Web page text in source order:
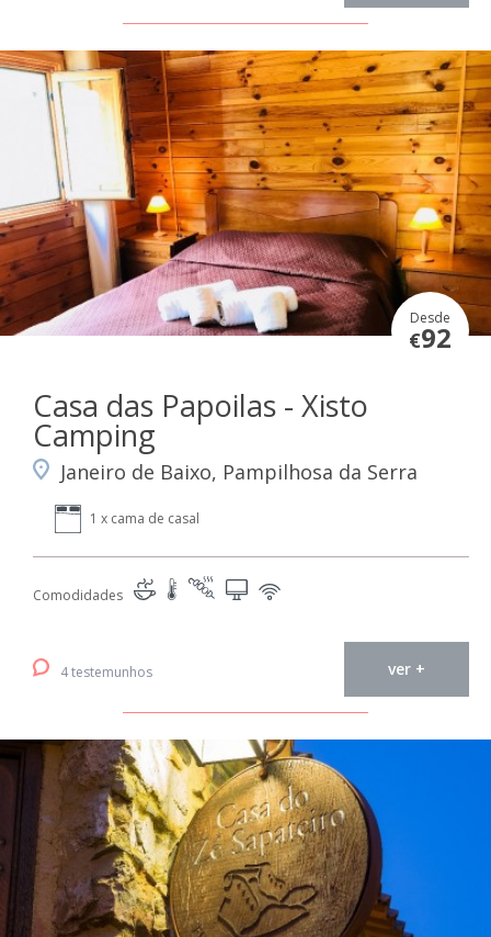
Desde
€92
Casa das Papoilas - Xisto
Camping
Janeiro de Baixo, Pampilhosa da Serra
1 x cama de casal
Comodidades
4 testemunhos ver +